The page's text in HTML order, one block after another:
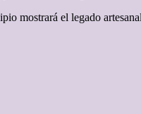
mostrará el legado